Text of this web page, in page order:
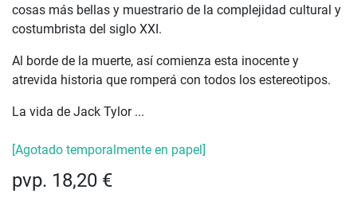
cosas más bellas y muestrario de la complejidad cultural y
costumbrista del siglo XXI.
Al borde de la muerte, así comienza esta inocente y
atrevida historia que romperá con todos los estereotipos.
La vida de Jack Tylor ...
[Agotado temporalmente en papel]
pvp. 18,20 €